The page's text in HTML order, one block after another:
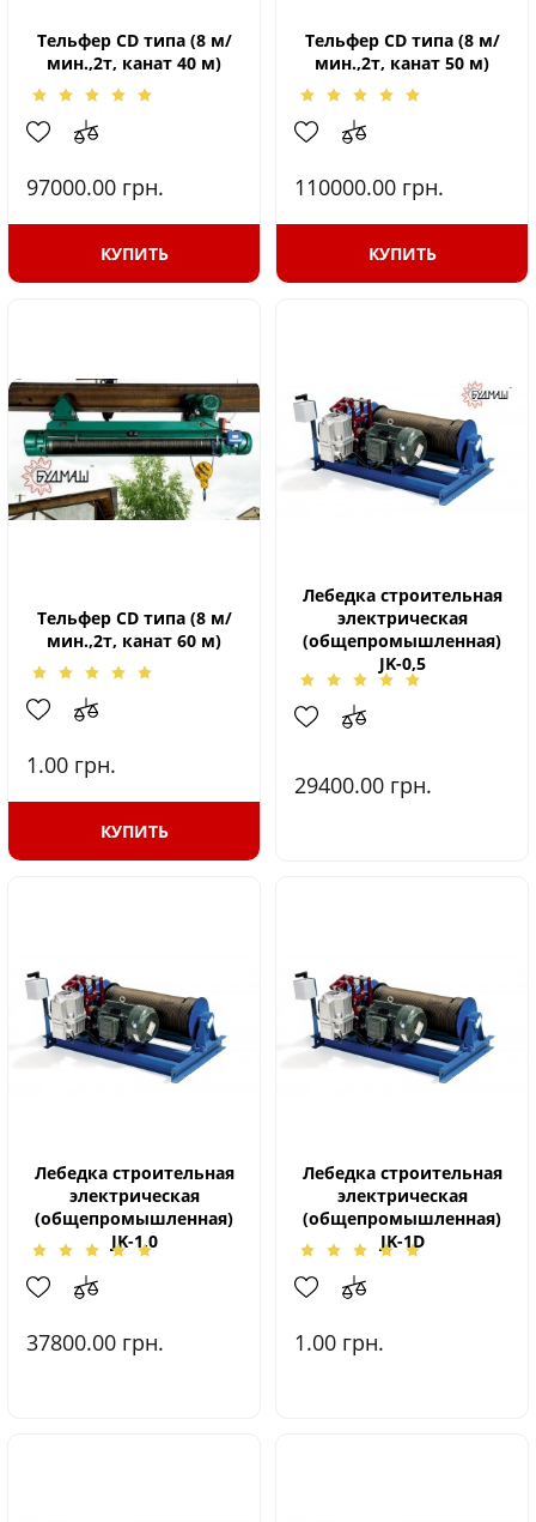
Тельфер CD типа (8 м/
мин.,2т, канат 40 м)
97000.00 грн.
КУПИТЬ
Тельфер CD типа (8 м/
мин.,2т, канат 50 м)
110000.00 грн.
КУПИТЬ
Тельфер CD типа (8 м/
мин.,2т, канат 60 м)
1.00 грн.
КУПИТЬ
Лебедка строительная
электрическая
(общепромышленная)
JK-0,5
29400.00 грн.
Лебедка строительная
электрическая
(общепромышленная)
JK-1,0
37800.00 грн.
Лебедка строительная
электрическая
(общепромышленная)
JK-1D
1.00 грн.